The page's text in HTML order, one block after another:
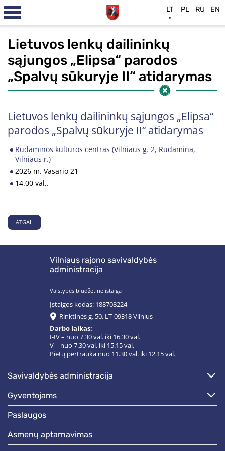
Lietuvos lenkų dailininkų
sąjungos „Elipsa“ parodos
„Spalvų sūkuryje II“ atidarymas
Lietuvos lenkų dailininkų sąjungos „Elipsa“
parodos „Spalvų sūkuryje II“ atidarymas
Rudaminos kultūros centras (Vilniaus g. 2, Rudamina,
Vilniaus r.)
2026 m. Vasario 21
14.00 val..
ATGAL
Vilniaus rajono savivaldybės
administracija
Valstybės biudžetinė įstaiga
Įstaigos kodas: 188708224
Rinktinės g. 50, LT-09318 Vilnius
Darbo laikas:
I-IV – nuo 7.30 val. iki 16.30 val.
V – nuo 7.30 val. iki 15.15 val.
Pietų pertrauka nuo 11.30 val. iki 12.15 val.
savivaldybės administracija
gyventojams
paslaugos
asmenų aptarnavimas
LT PL RU EN